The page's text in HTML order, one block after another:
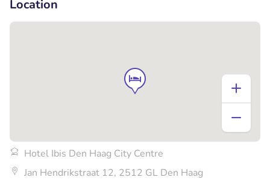
Location
Hotel Ibis Den Haag City Centre
Jan Hendrikstraat 12, 2512 GL Den Haag